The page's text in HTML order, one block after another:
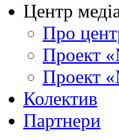
Центр
Про
Проект
Проект
Колектив
Партнери